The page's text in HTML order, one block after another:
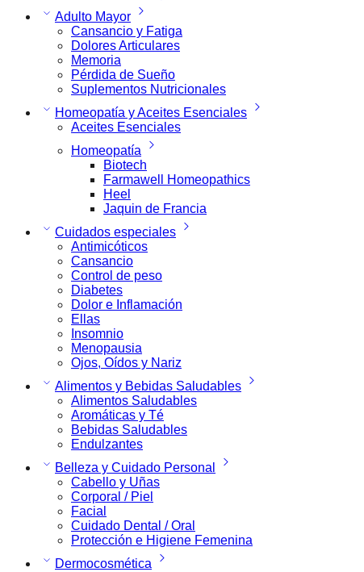
Adulto Mayor
Cansancio y Fatiga
Dolores Articulares
Memoria
Pérdida de Sueño
Suplementos Nutricionales
Homeopatía y Aceites Esenciales
Aceites Esenciales
Homeopatía
Biotech
Farmawell Homeopathics
Heel
Jaquin de Francia
Cuidados especiales
Antimicóticos
Cansancio
Control de peso
Diabetes
Dolor e Inflamación
Ellas
Insomnio
Menopausia
Ojos, Oídos y Nariz
Alimentos y Bebidas Saludables
Alimentos Saludables
Aromáticas y Té
Bebidas Saludables
Endulzantes
Belleza y Cuidado Personal
Cabello y Uñas
Corporal / Piel
Facial
Cuidado Dental / Oral
Protección e Higiene Femenina
Dermocosmética